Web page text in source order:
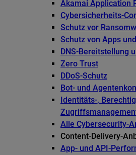
Akamai Application
Cybersicherheits-
Schutz vor
Schutz von Apps
DNS-Bereitstellung
Zero Trust
DDoS-Schutz
Bot- und
Identitäts-,
Alle Cybersecurity-
Content-Delivery-
App- und API-